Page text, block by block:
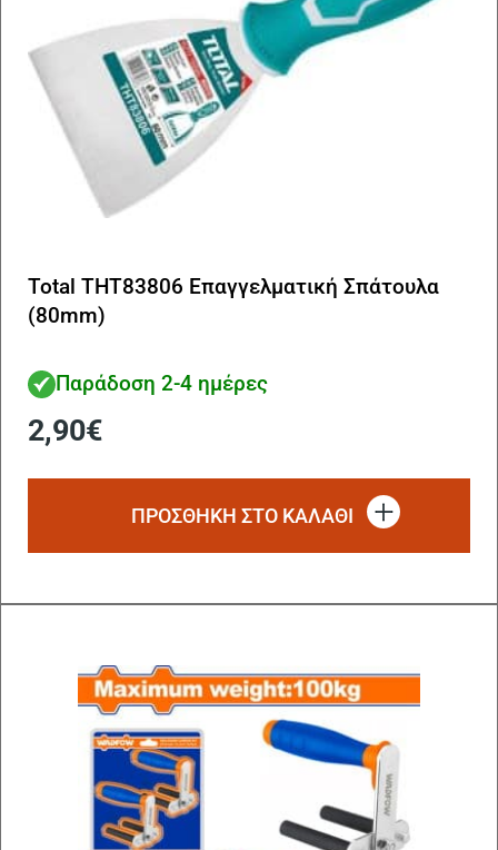
Total THT83806 Επαγγελματική Σπάτουλα
(80mm)
Παράδοση 2-4 ημέρες
2,90€
ΠΡΟΣΘΗΚΗ ΣΤΟ ΚΑΛΑΘΙ